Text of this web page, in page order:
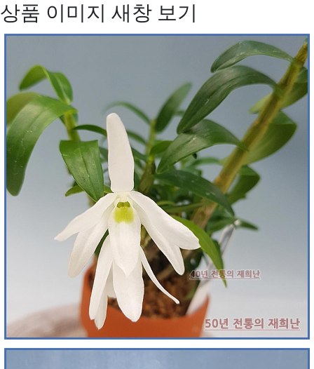
상품 이미지 새창 보기